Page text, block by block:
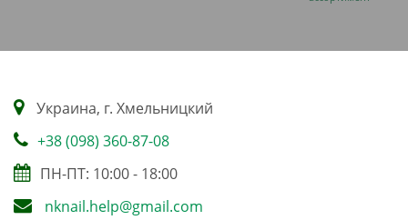
Украина, г. Хмельницкий
+38 (098) 360-87-08
ПН-ПТ: 10:00 - 18:00
nknail.help@gmail.com